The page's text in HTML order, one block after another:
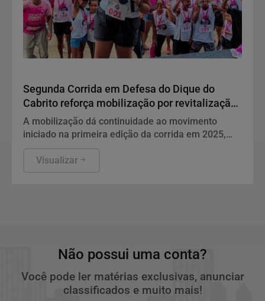
Segunda Corrida em Defesa do Dique do
Cabrito reforça mobilização por revitalização
do espaço
A mobilização dá continuidade ao movimento
iniciado na primeira edição da corrida em 2025,
em um ato simbólico de valorização do Dique do
Visualizar
Não possui uma conta?
Você pode ler matérias exclusivas, anunciar
classificados e muito mais!